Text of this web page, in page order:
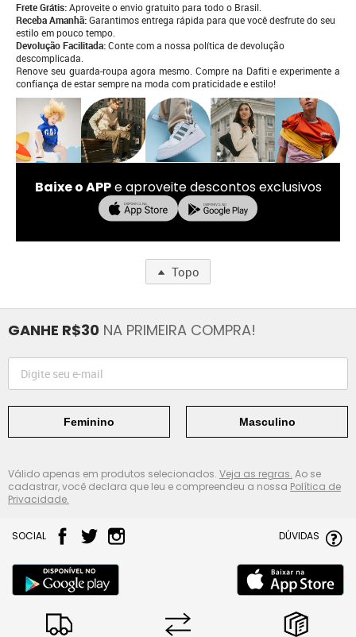
Frete Grátis:Aproveite o envio gratuito para todo o Brasil.
Receba Amanhã:Garantimos entrega rápida para que você desfrute do seu
estilo em pouco tempo.
Devolução Facilitada:Conte com a nossa política de devolução
descomplicada.
Renove seu guarda-roupa agora mesmo. Compre na Dafiti e experimente a
confiança de estar sempre na moda com praticidade e estilo!
Baixe o APPe aproveite descontos exclusivos
Topo
GANHE R$30 NA PRIMEIRA COMPRA!
Feminino Masculino
Válido apenas em produtos selecionados. Veja as regras. Ao se
cadastrar, você declara que leu e compreendeu a nossa Política de
Privacidade.
SOCIAL DÚVIDAS